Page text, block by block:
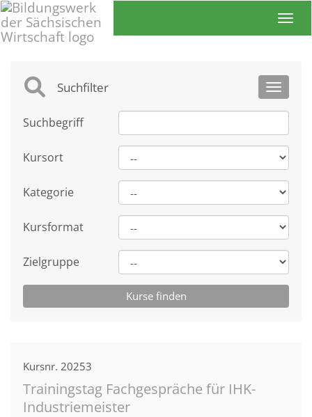
Toggle
Suchfilter
Suchbegriff
Kursort
Kategorie
Kursformat
Zielgruppe
Kursnr. 20253
Trainingstag Fachgespräche für IHK-
Industriemeister